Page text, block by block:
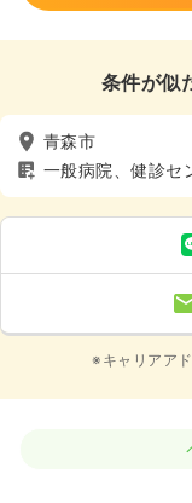
条件が似
青森市
一般病院、健診セ
り
※キャリアア